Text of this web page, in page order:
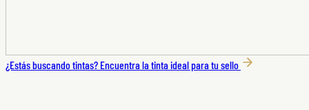
¿Estás buscando tintas? Encuentra la tinta ideal para tu sello